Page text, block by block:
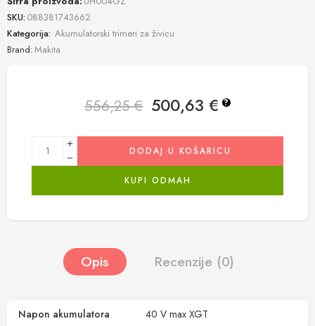
SKU: 088381743662
Kategorija: Akumulatorski trimeri za živicu
Brand:Makita
556,25€ 500,63€ ?
DODAJ U KOŠARICU
KUPI ODMAH
Opis Recenzije (0)
Napon akumulatora 40 V max XGT